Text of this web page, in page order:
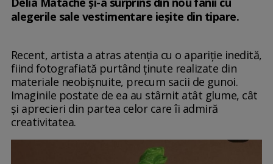
alegerile sale vestimentare ieșite din tipare.
Recent, artista a atras atenția cu o apariție inedită,
fiind fotografiată purtând ținute realizate din
materiale neobișnuite, precum sacii de gunoi.
Imaginile postate de ea au stârnit atât glume, cât
și aprecieri din partea celor care îi admiră
creativitatea.